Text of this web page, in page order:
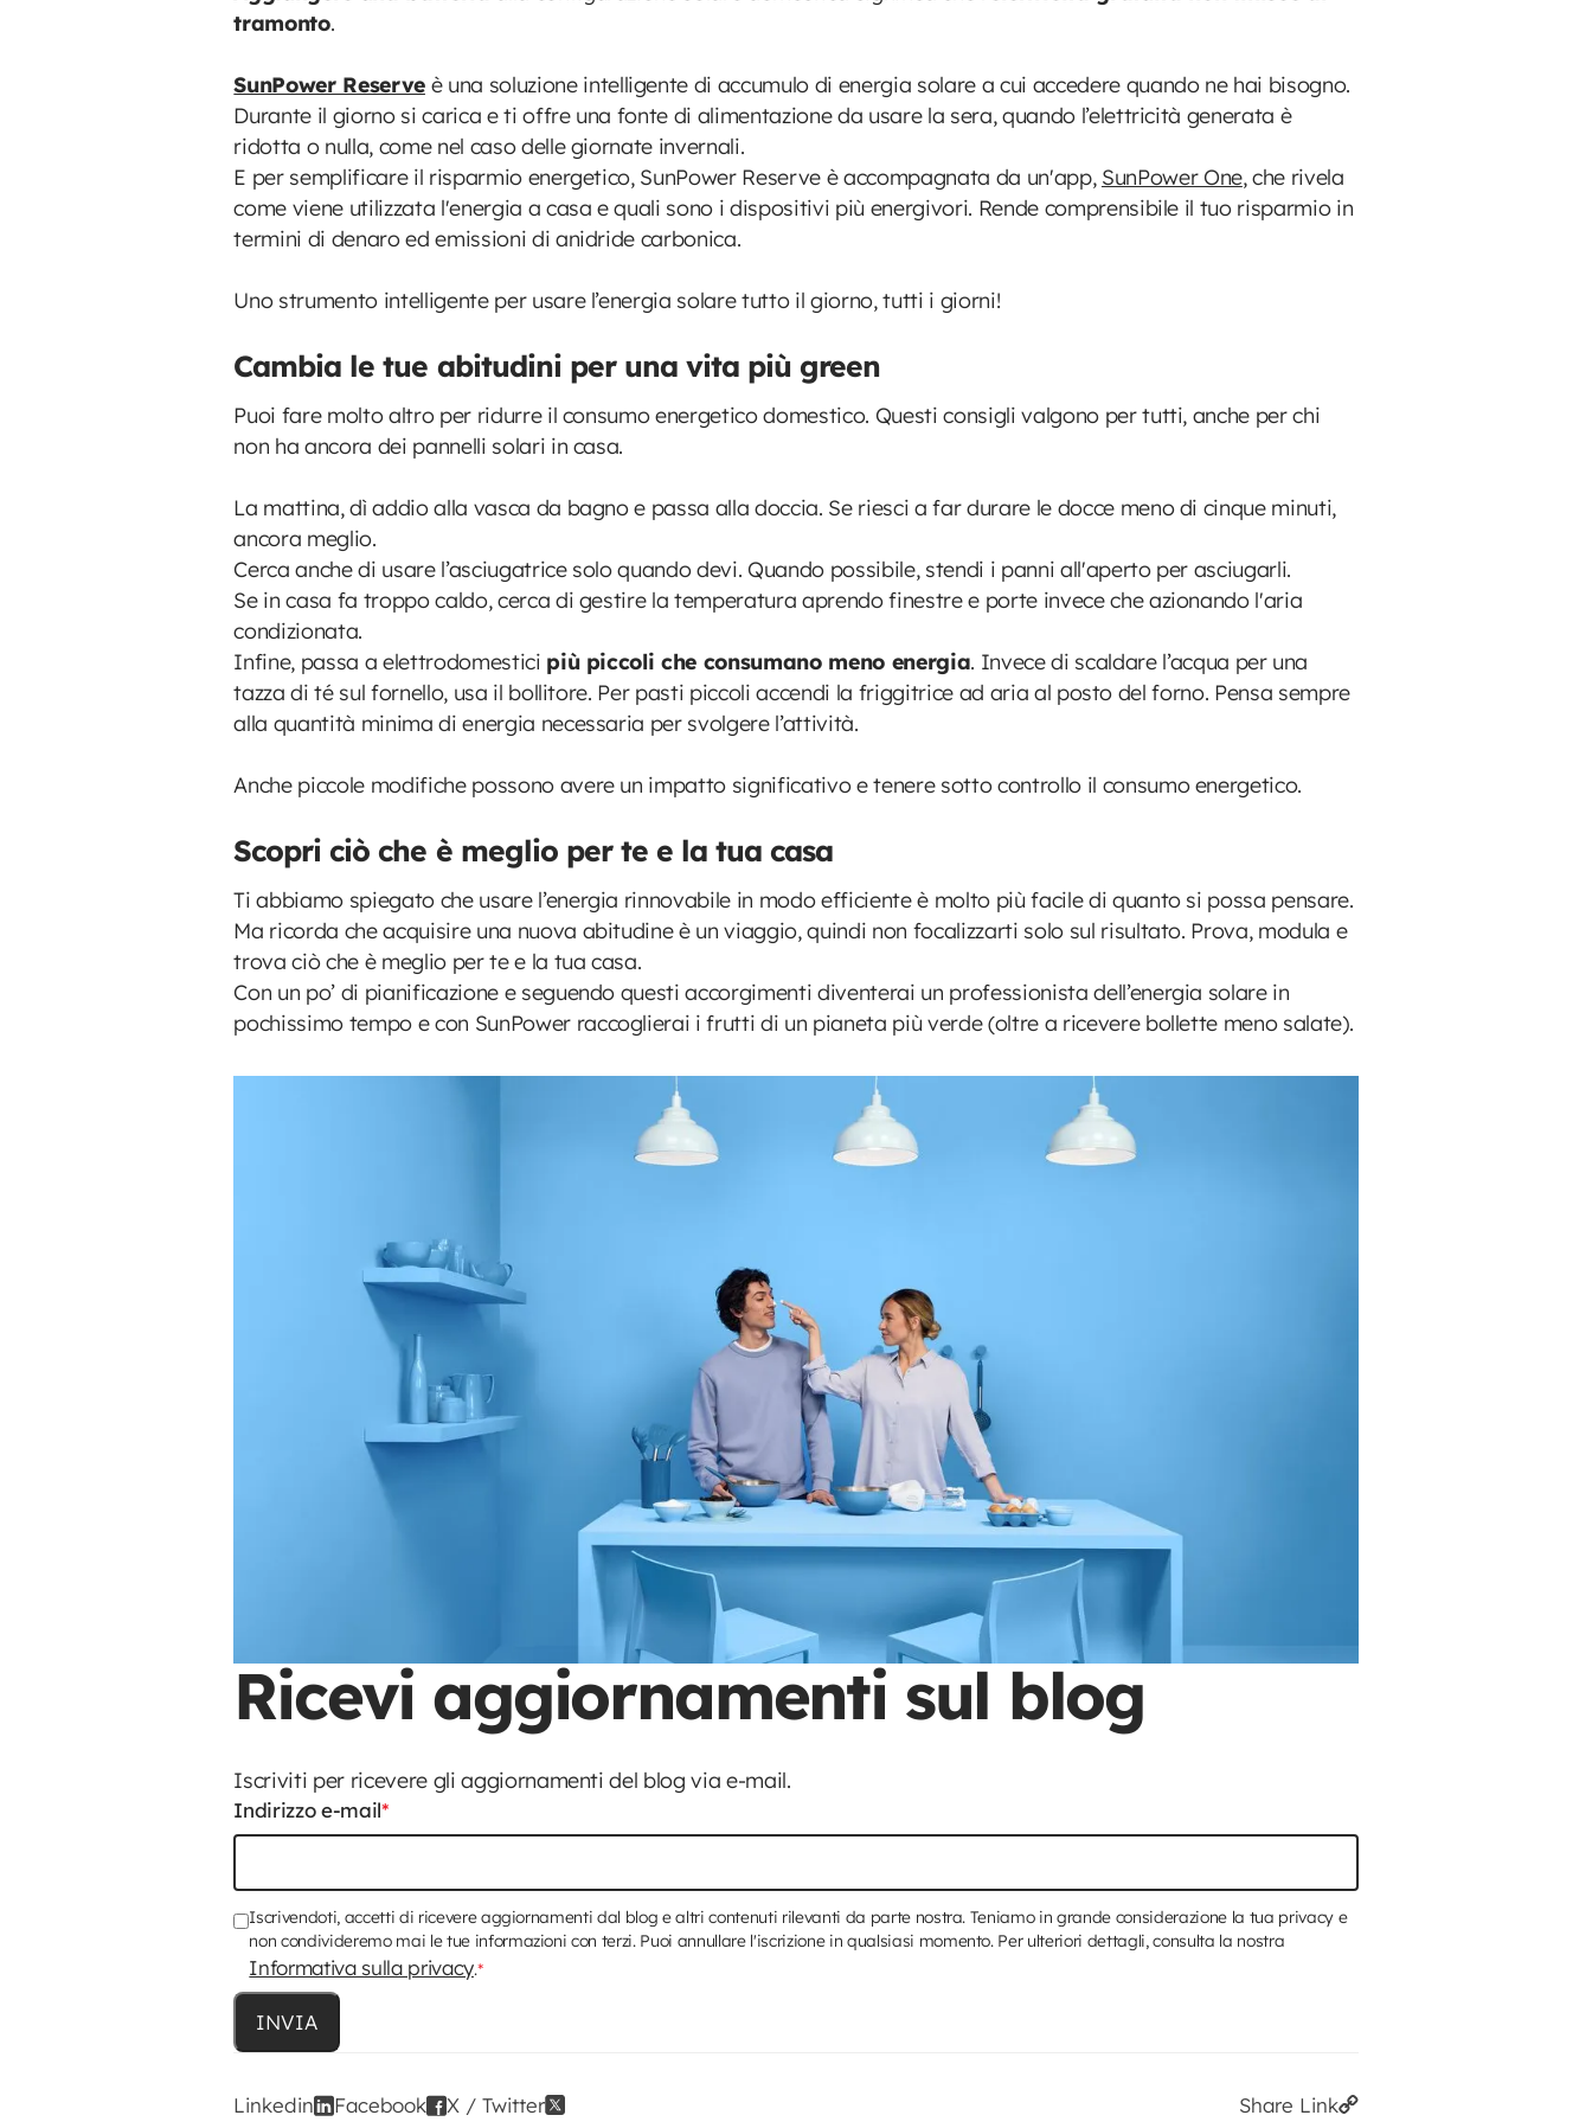
tramonto.
SunPower Reserveè una soluzione intelligente di accumulo di energia solare a cui accedere quando ne hai bisogno.
Durante il giorno si carica e ti offre una fonte di alimentazione da usare la sera, quando l’elettricità generata è
ridotta o nulla, come nel caso delle giornate invernali.
E per semplificare il risparmio energetico, SunPower Reserve è accompagnata da un'app, SunPower One, che rivela
come viene utilizzata l'energia a casa e quali sono i dispositivi più energivori. Rende comprensibile il tuo risparmio in
termini di denaro ed emissioni di anidride carbonica.
Uno strumento intelligente per usare l’energia solare tutto il giorno, tutti i giorni!
Cambia le tue abitudini per una vita più green
Puoi fare molto altro per ridurre il consumo energetico domestico. Questi consigli valgono per tutti, anche per chi
non ha ancora dei pannelli solari in casa.
La mattina, dì addio alla vasca da bagno e passa alla doccia. Se riesci a far durare le docce meno di cinque minuti,
ancora meglio.
Cerca anche di usare l’asciugatrice solo quando devi. Quando possibile, stendi i panni all'aperto per asciugarli.
Se in casa fa troppo caldo, cerca di gestire la temperatura aprendo finestre e porte invece che azionando l'aria
condizionata.
Infine, passa a elettrodomestici più piccoli che consumano meno energia. Invece di scaldare l’acqua per una
tazza di té sul fornello, usa il bollitore. Per pasti piccoli accendi la friggitrice ad aria al posto del forno. Pensa sempre
alla quantità minima di energia necessaria per svolgere l’attività.
Anche piccole modifiche possono avere un impatto significativo e tenere sotto controllo il consumo energetico.
Scopri ciò che è meglio per te e la tua casa
Ti abbiamo spiegato che usare l’energia rinnovabile in modo efficiente è molto più facile di quanto si possa pensare.
Ma ricorda che acquisire una nuova abitudine è un viaggio, quindi non focalizzarti solo sul risultato. Prova, modula e
trova ciò che è meglio per te e la tua casa.
Con un po’ di pianificazione e seguendo questi accorgimenti diventerai un professionista dell’energia solare in
pochissimo tempo e con SunPower raccoglierai i frutti di un pianeta più verde (oltre a ricevere bollette meno salate).
Ricevi aggiornamenti sul blog
Iscriviti per ricevere gli aggiornamenti del blog via e-mail.
Indirizzo e-mail*
Iscrivendoti, accetti di ricevere aggiornamenti dal blog e altri contenuti rilevanti da parte nostra. Teniamo in grande considerazione la tua privacy e
non condivideremo mai le tue informazioni con terzi. Puoi annullare l'iscrizione in qualsiasi momento. Per ulteriori dettagli, consulta la nostra
Informativa sulla privacy.*
Linkedin Facebook X / Twitter Share Link